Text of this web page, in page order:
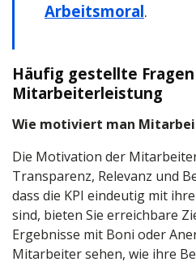
Arbeitsmoral.
Häufig gestellte
Mitarbeiterleistung
Wie motiviert man
Die Motivation der
Transparenz, Relevanz und
dass die KPI eindeutig mit
sind, bieten Sie erreichbare
Ergebnisse mit Boni oder
Mitarbeiter sehen, wie ihre